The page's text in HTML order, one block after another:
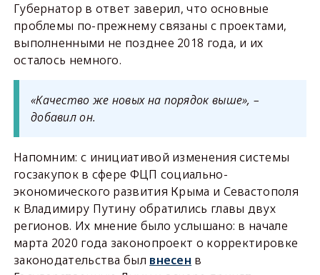
Губернатор в ответ заверил, что основные
проблемы по-прежнему связаны с проектами,
выполненными не позднее 2018 года, и их
осталось немного.
«Качество же новых на порядок выше», –
добавил он.
Напомним: с инициативой изменения системы
госзакупок в сфере ФЦП социально-
экономического развития Крыма и Севастополя
к Владимиру Путину обратились главы двух
регионов. Их мнение было услышано: в начале
марта 2020 года законопроект о корректировке
законодательства был внесен в